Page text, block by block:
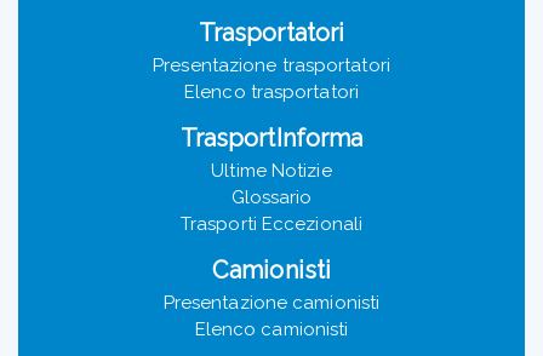
Trasportatori
Presentazione trasportatori
Elenco trasportatori
TrasportInforma
Ultime Notizie
Glossario
Trasporti Eccezionali
Camionisti
Presentazione camionisti
Elenco camionisti